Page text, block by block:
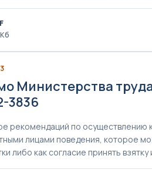
Министерства
3836
рекомендаций по осуществлению
лицами поведения, которое
либо как согласие принять